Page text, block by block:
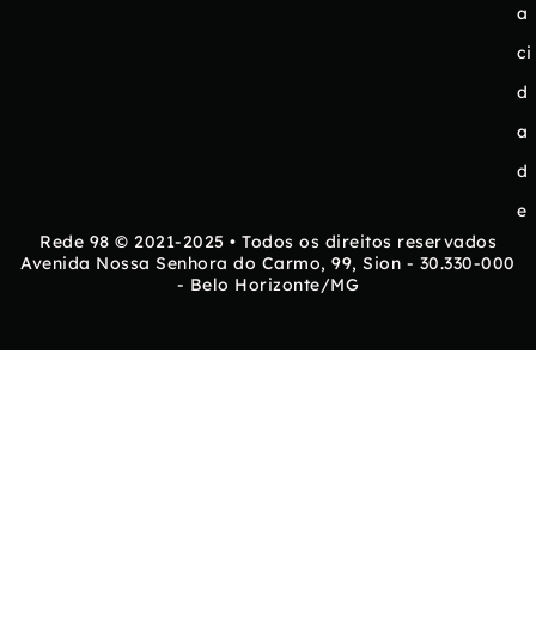
a
ci
d
a
d
e
Rede 98 © 2021-2025 • Todos os direitos reservados
Avenida Nossa Senhora do Carmo, 99, Sion - 30.330-000
- Belo Horizonte/MG